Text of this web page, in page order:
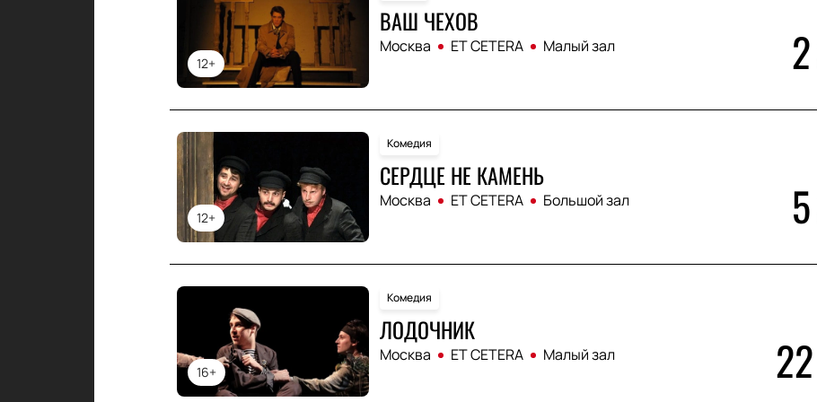
12+
ВАШ ЧЕХОВ
Москва ET CETERA Малый зал 2
12+
Комедия
СЕРДЦЕ НЕ КАМЕНЬ
Москва ET CETERA Большой зал 5
16+
Комедия
ЛОДОЧНИК
Москва ET CETERA Малый зал 22